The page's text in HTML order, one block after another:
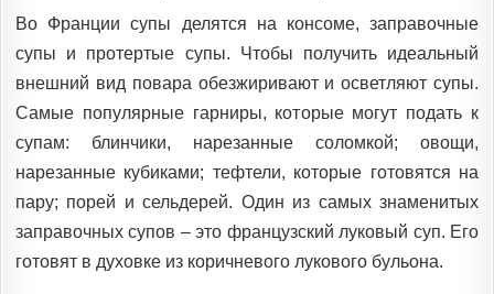
Во Франции супы делятся на консоме, заправочные
супы и протертые супы. Чтобы получить идеальный
внешний вид повара обезжиривают и осветляют супы.
Самые популярные гарниры, которые могут подать к
супам: блинчики, нарезанные соломкой; овощи,
нарезанные кубиками; тефтели, которые готовятся на
пару; порей и сельдерей. Один из самых знаменитых
заправочных супов – это французский луковый суп. Его
готовят в духовке из коричневого лукового бульона.